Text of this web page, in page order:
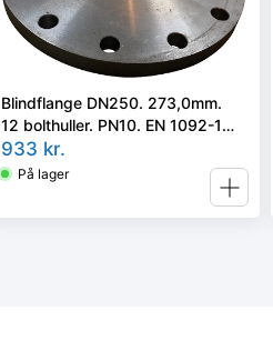
Blindflange DN250. 273,0mm.
12 bolthuller. PN10. EN 1092-1
Type 05/A P250GH
933 kr.
På lager